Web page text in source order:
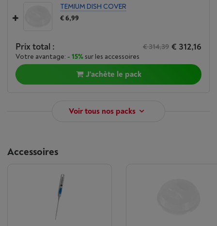
TEMIUM DISH COVER
€ 6,99
Prix total : € 314,39 € 312,16
Votre avantage: - 15% sur les accessoires
J'achète le pack
Voir tous nos packs
Accessoires